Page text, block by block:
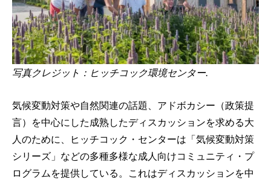
写真クレジット：ヒッチコック環境センター.
気候変動対策や自然関連の話題、アドボカシー（政策提
言）を中心にした成熟したディスカッションを求める大
人のために、ヒッチコック・センターは「気候変動対策
シリーズ」などの多種多様な成人向けコミュニティ・プ
ログラムを提供している。これはディスカッションを中